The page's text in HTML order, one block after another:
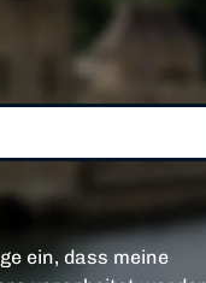
ein, dass meine